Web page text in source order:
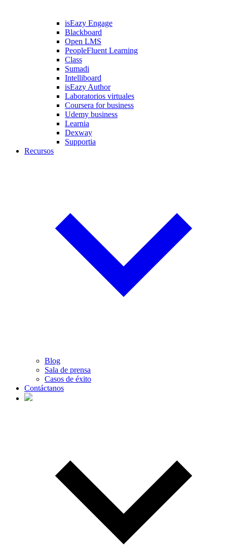
isEazy Engage
Blackboard
Open LMS
PeopleFluent Learning
Class
Sumadi
Intelliboard
isEazy Author
Laboratorios virtuales
Coursera for business
Udemy business
Learnia
Dexway
Supportia
Recursos
Blog
Sala de prensa
Casos de éxito
Contáctanos